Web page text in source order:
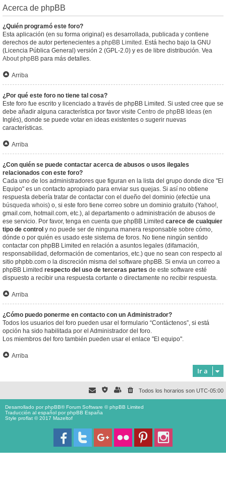
Acerca de phpBB
¿Quién programó este foro?
Esta aplicación (en su forma original) es desarrollada, publicada y contiene
derechos de autor pertenecientes a phpBB Limited . Está hecho bajo la GNU
(Licencia Pública General) versión 2 (GPL-2.0) y es de libre distribución. Vea
About phpBB para más detalles.
Arriba
¿Por qué este foro no tiene tal cosa?
Este foro fue escrito y licenciado a través de phpBB Limited. Si usted cree que se
debe añadir alguna característica por favor visite Centro de phpBB Ideas (en
Inglés), donde se puede votar en ideas existentes o sugerir nuevas
características.
Arriba
¿Con quién se puede contactar acerca de abusos o usos ilegales
relacionados con este foro?
Cada uno de los administradores que figuran en la lista del grupo donde dice "El
Equipo" es un contacto apropiado para enviar sus quejas. Si así no obtiene
respuesta debería tratar de contactar con el dueño del dominio (efectúe una
búsqueda whois) o, si este foro tiene correo sobre un dominio gratuito (Yahoo!,
gmail.com, hotmail.com, etc.), al departamento o administración de abusos de
ese servicio. Por favor, tenga en cuenta que phpBB Limited carece de cualquier
tipo de control y no puede ser de ninguna manera responsable sobre cómo,
dónde o por quién es usado este sistema de foros. No tiene ningún sentido
contactar con phpBB Limited en relación a asuntos legales (difamación,
responsabilidad, deformación de comentarios, etc.) que no sean con respecto al
sitio phpbb.com o la discreción misma del software phpBB. Si envia un correo a
phpBB Limited respecto del uso de terceras partes de este software esté
dispuesto a recibir una respuesta cortante o directamente no recibir respuesta.
Arriba
¿Cómo puedo ponerme en contacto con un Administrador?
Todos los usuarios del foro pueden usar el formulario “Contáctenos”, si está
opción ha sido habilitada por el Administrador del foro.
Los miembros del foro también pueden usar el enlace "El equipo".
Arriba
Ir a
Todos los horarios son UTC-05:00
Desarrollado porphpBB® Forum Software © phpBB Limited
Traducción al español porphpBB España
Style proflat © 2017 Mazeltof